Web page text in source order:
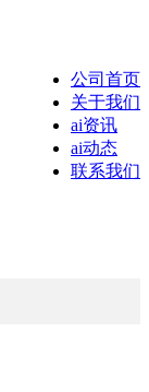
公司首页
关于我们
ai资讯
ai动态
联系我们